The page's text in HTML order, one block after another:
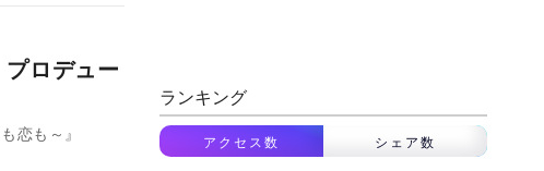
ロデュー
恋も～』
ランキング
アクセス数 シェア数